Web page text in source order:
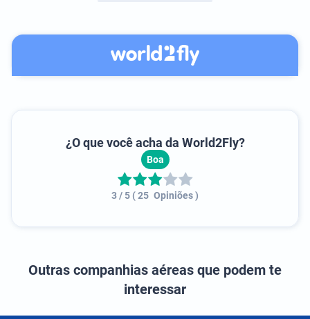
¿O que você acha da World2Fly?
Boa
3/ 5 (25 Opiniões)
Outras companhias aéreas que podem te
interessar